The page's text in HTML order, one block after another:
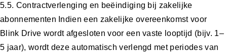
5.5. Contractverlenging en beëindiging bij zakelijke
abonnementen Indien een zakelijke overeenkomst voor
Blink Drive wordt afgesloten voor een vaste looptijd (bijv. 1–
5 jaar), wordt deze automatisch verlengd met periodes van